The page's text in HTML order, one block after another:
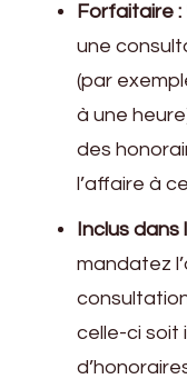
Forfaitaire :
une
(par
à une
des
l’affaire à
Inclus dans
mandatez
celle-ci soit